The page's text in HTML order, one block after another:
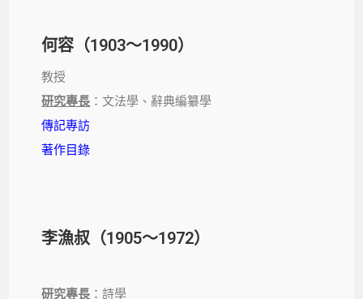
何容（1903～1990）
教授
研究專長 ：文法學、辭典編纂學
傳記專訪
著作目錄
李漁叔（1905～1972）
研究專長 ：詩學